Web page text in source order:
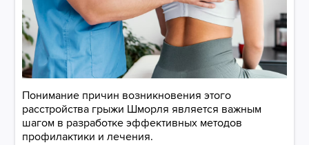
Понимание причин возникновения этого
расстройства грыжи Шморля является важным
шагом в разработке эффективных методов
профилактики и лечения.